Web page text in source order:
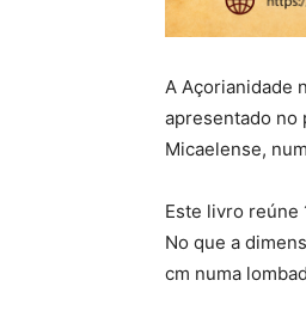
A Açorianidade
apresentado no
Micaelense,
Este livro reúne
No que a
cm numa